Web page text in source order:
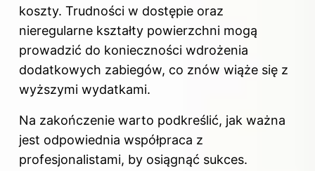
koszty. Trudności w dostępie oraz
nieregularne kształty powierzchni mogą
prowadzić do konieczności wdrożenia
dodatkowych zabiegów, co znów wiąże się z
wyższymi wydatkami.
Na zakończenie warto podkreślić, jak ważna
jest odpowiednia współpraca z
profesjonalistami, by osiągnąć sukces.